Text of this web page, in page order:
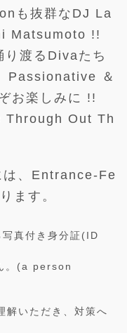
も抜群なDJ La
Matsumoto !!
渡るDivaたち
Passionative ＆
お楽しみに !!
Through Out Th
、Entrance-Fe
ます。
真付き身分証(ID
。(a person
解いただき、対策へ